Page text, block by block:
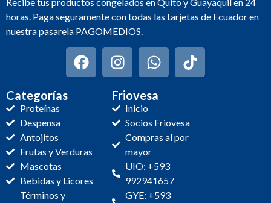
horas. Paga seguramente con todas las tarjetas de Ecuador en
nuestra pasarela PAGOMEDIOS.
Categorías
Proteínas
Despensa
Antojitos
Frutas y Verduras
Mascotas
Bebidas y Licores
Términos y
Friovesa
Inicio
Socios Friovesa
Compras al por
mayor
UIO: +593
992941657
GYE: +593